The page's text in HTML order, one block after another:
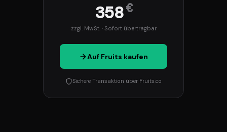
358€
zzgl. MwSt. · Sofort übertragbar
Auf Fruits kaufen
Sichere Transaktion über Fruits.co